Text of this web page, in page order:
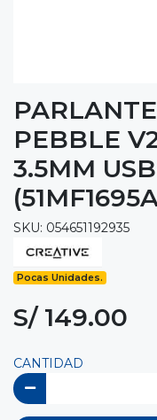
PEBBLE
3.5MM
SKU: 054651192935
Pocas Unidades.
S/ 149.00
CANTIDAD